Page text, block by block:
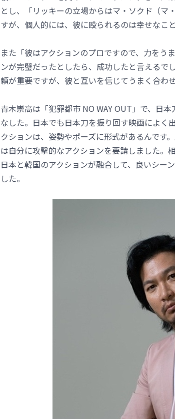
とし、「リッキーの立場からはマ・ソクド（マ
すが、個人的には、彼に殴られるのは幸せなこ
また「彼はアクションのプロですので、力をう
ンが完璧だったとしたら、成功したと言えるで
頼が重要ですが、彼と互いを信じてうまく合わ
青木崇高は「犯罪都市 NO WAY OUT」で、日
なした。日本でも日本刀を振り回す映画によく
クションは、姿勢やポーズに形式があるんです
は自分に攻撃的なアクションを要請しました。
日本と韓国のアクションが融合して、良いシー
した。